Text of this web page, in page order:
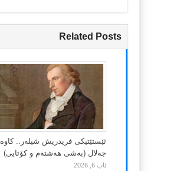
Related Posts
ئێستێتیکی فریدریش شیلەر.. کاوە
جەلال (بەشی هەشتەم و کۆتایی)
ئاب 6, 2026